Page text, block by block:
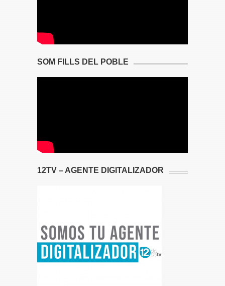
SOM FILLS DEL POBLE
12TV – AGENTE DIGITALIZADOR